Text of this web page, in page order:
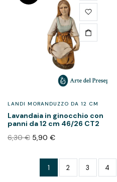
LANDI MORANDUZZO DA 12 CM
Lavandaia in ginocchio con
panni da 12 cm 46/26 CT2
6,30€ 5,90 €
1 2 3 4